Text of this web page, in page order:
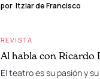
por Itziar de Francisco
REVISTA
Al habla con Ricardo
El teatro es su pasión y